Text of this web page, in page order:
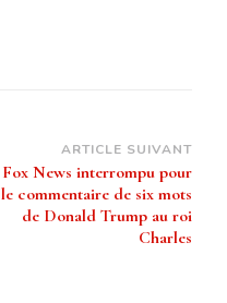
ARTICLE SUIVANT
Fox News interrompu pour
le commentaire de six mots
de Donald Trump au roi
Charles